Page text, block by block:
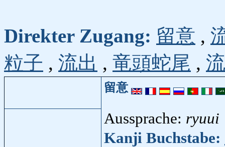
Direkter Zugang: 留意 ,
粒子 , 流出 , 竜頭蛇尾 ,
留意
Aussprache: ryuui
Kanji Buchstabe: